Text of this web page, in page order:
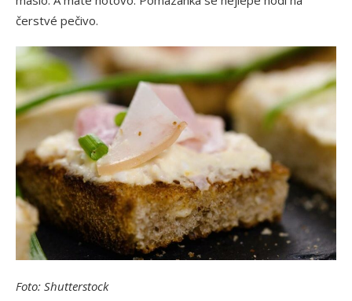
čerstvé pečivo.
Foto: Shutterstock